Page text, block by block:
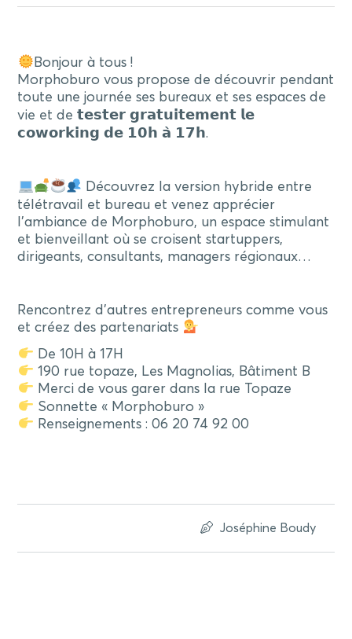
Bonjour à tous !
Morphoburo vous propose de découvrir pendant
toute une journée ses bureaux et ses espaces de
vie et de 𝘁𝗲𝘀𝘁𝗲𝗿 𝗴𝗿𝗮𝘁𝘂𝗶𝘁𝗲𝗺𝗲𝗻𝘁 𝗹𝗲
𝗰𝗼𝘄𝗼𝗿𝗸𝗶𝗻𝗴 𝗱𝗲 𝟭𝟬𝗵 𝗮̀ 𝟭𝟳𝗵.
Découvrez la version hybride entre
télétravail et bureau et venez apprécier
l’ambiance de Morphoburo, un espace stimulant
et bienveillant où se croisent startuppers,
dirigeants, consultants, managers régionaux…
Rencontrez d’autres entrepreneurs comme vous
et créez des partenariats
De 10H à 17H
190 rue topaze, Les Magnolias, Bâtiment B
Merci de vous garer dans la rue Topaze
Sonnette « Morphoburo »
Renseignements : 06 20 74 92 00
Joséphine Boudy